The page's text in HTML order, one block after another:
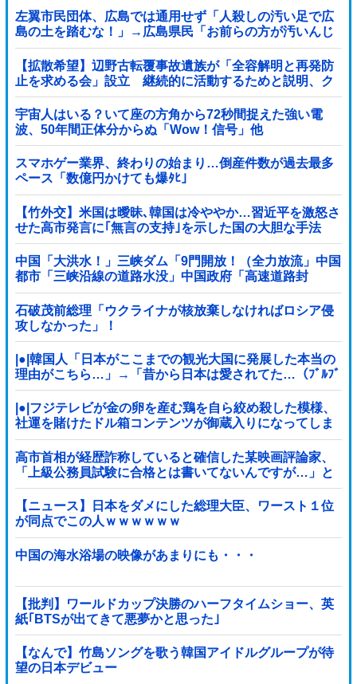
左翼市民団体、広島では通用せず「人殺しの汚い足で広
島の土を踏むな！」→広島県民「お前らの方が汚いんじ
ゃ！」「ワシらが広島県民じゃ」
【拡散希望】辺野古転覆事故遺族が「全容解明と再発防
止を求める会」設立 継続的に活動するためと説明、ク
ラファン立ち上げも準備
宇宙人はいる？いて座の方角から72秒間捉えた強い電
波、50年間正体分からぬ「Wow！信号」他
スマホゲー業界、終わりの始まり…倒産件数が過去最多
ペース「数億円かけても爆ﾀﾋ」
【竹外交】米国は曖昧､韓国は冷ややか…習近平を激怒さ
せた高市発言に｢無言の支持｣を示した国の大胆な手法
中国「大洪水！」三峡ダム「9門開放！（全力放流」中国
都市「三峡沿線の道路水没」中国政府「高速道路封
鎖！」中国ダム「緊急放流に合わせて開門（土砂崩れ発
生」→
石破茂前総理「ウクライナが核放棄しなければロシア侵
攻しなかった」！
|●|韓国人「日本がここまでの観光大国に発展した本当の
理由がこちら…」→「昔から日本は愛されてた…（ﾌﾞﾙﾌﾞ
ﾙ」＝韓国の反応
|●|フジテレビが金の卵を産む鶏を自ら絞め殺した模様、
社運を賭けたドル箱コンテンツが御蔵入りになってしま
い……
高市首相が経歴詐称していると確信した某映画評論家、
「上級公務員試験に合格とは書いてないんですが…」と
ツッコミを受けまくり……
【ニュース】日本をダメにした総理大臣、ワースト１位
が同点でこの人ｗｗｗｗｗｗ
中国の海水浴場の映像があまりにも・・・
【批判】ワールドカップ決勝のハーフタイムショー、英
紙｢BTSが出てきて悪夢かと思った｣
【なんで】竹島ソングを歌う韓国アイドルグループが待
望の日本デビュー